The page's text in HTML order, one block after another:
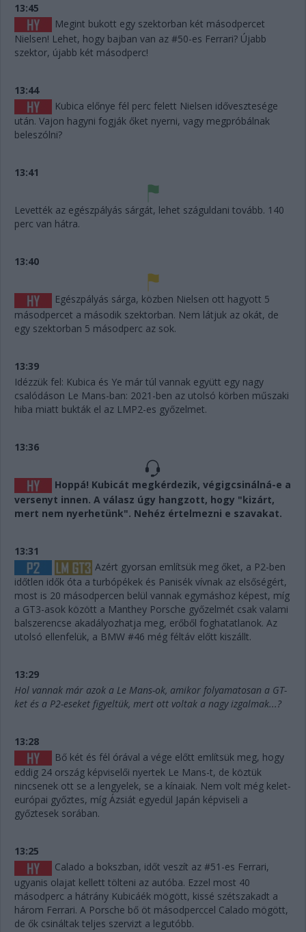
13:45
Megint bukott egy szektorban két másodpercet
Nielsen! Lehet, hogy bajban van az #50-es Ferrari? Újabb
szektor, újabb két másodperc!
13:44
Kubica előnye fél perc felett Nielsen idővesztesége
után. Vajon hagyni fogják őket nyerni, vagy megpróbálnak
beleszólni?
13:41
Levették az egészpályás sárgát, lehet száguldani tovább. 140
perc van hátra.
13:40
Egészpályás sárga, közben Nielsen ott hagyott 5
másodpercet a második szektorban. Nem látjuk az okát, de
egy szektorban 5 másodperc az sok.
13:39
Idézzük fel: Kubica és Ye már túl vannak együtt egy nagy
csalódáson Le Mans-ban: 2021-ben az utolsó körben műszaki
hiba miatt bukták el az LMP2-es győzelmet.
13:36
Hoppá! Kubicát megkérdezik, végigcsinálná-e a
versenyt innen. A válasz úgy hangzott, hogy "kizárt,
mert nem nyerhetünk". Nehéz értelmezni e szavakat.
13:31
Azért gyorsan említsük meg őket, a P2-ben
időtlen idők óta a turbópékek és Panisék vívnak az elsőségért,
most is 20 másodpercen belül vannak egymáshoz képest, míg
a GT3-asok között a Manthey Porsche győzelmét csak valami
balszerencse akadályozhatja meg, erőből foghatatlanok. Az
utolsó ellenfelük, a BMW #46 még féltáv előtt kiszállt.
13:29
Hol vannak már azok a Le Mans-ok, amikor folyamatosan a GT-
ket és a P2-eseket figyeltük, mert ott voltak a nagy izgalmak...?
13:28
Bő két és fél órával a vége előtt említsük meg, hogy
eddig 24 ország képviselői nyertek Le Mans-t, de köztük
nincsenek ott se a lengyelek, se a kínaiak. Nem volt még kelet-
európai győztes, míg Ázsiát egyedül Japán képviseli a
győztesek sorában.
13:25
Calado a bokszban, időt veszít az #51-es Ferrari,
ugyanis olajat kellett tölteni az autóba. Ezzel most 40
másodperc a hátrány Kubicáék mögött, kissé szétszakadt a
három Ferrari. A Porsche bő öt másodperccel Calado mögött,
de ők csináltak teljes szervizt a legutóbb.